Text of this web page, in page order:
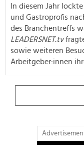
In diesem Jahr
und Gastroprofis
des Branchentreffs
LEADERSNET.tv
sowie weiteren
Arbeitgeber:innen